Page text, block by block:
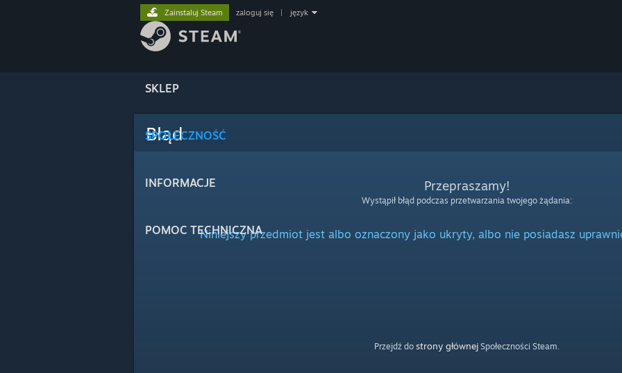
SKLEP
SPOŁECZNOŚĆ
INFORMACJE
POMOC TECHNICZNA
Zainstaluj Steam zaloguj się język
Błąd
Przepraszamy!
Wystąpił błąd podczas przetwarzania twojego żądania:
Niniejszy przedmiot jest albo oznaczony jako ukryty, albo nie posiadasz
Przejdź do strony głównejSpołeczności Steam.